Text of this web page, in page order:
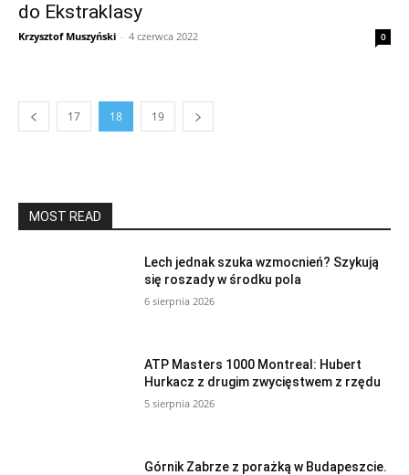
do Ekstraklasy
Krzysztof Muszyński - 4 czerwca 2022 0
17 18 19
MOST READ
Lech jednak szuka wzmocnień? Szykują
się roszady w środku pola
6 sierpnia 2026
ATP Masters 1000 Montreal: Hubert
Hurkacz z drugim zwycięstwem z rzędu
5 sierpnia 2026
Górnik Zabrze z porażką w Budapeszcie.